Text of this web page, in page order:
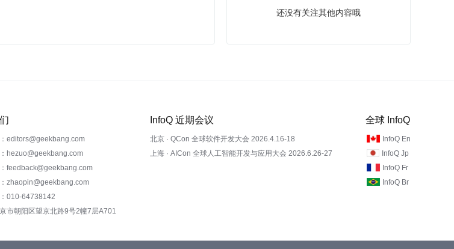
还没有关注其他内容哦
editors@geekbang.com
hezuo@geekbang.com
feedback@geekbang.com
zhaopin@geekbang.com
010-64738142
市朝阳区望京北路9号2幢7层A701
InfoQ 近期会议
北京 · QCon 全球软件开发大会 2026.4.16-18
上海 · AICon 全球人工智能开发与应用大会 2026.6.26-27
全球 InfoQ
InfoQ En
InfoQ Jp
InfoQ Fr
InfoQ Br